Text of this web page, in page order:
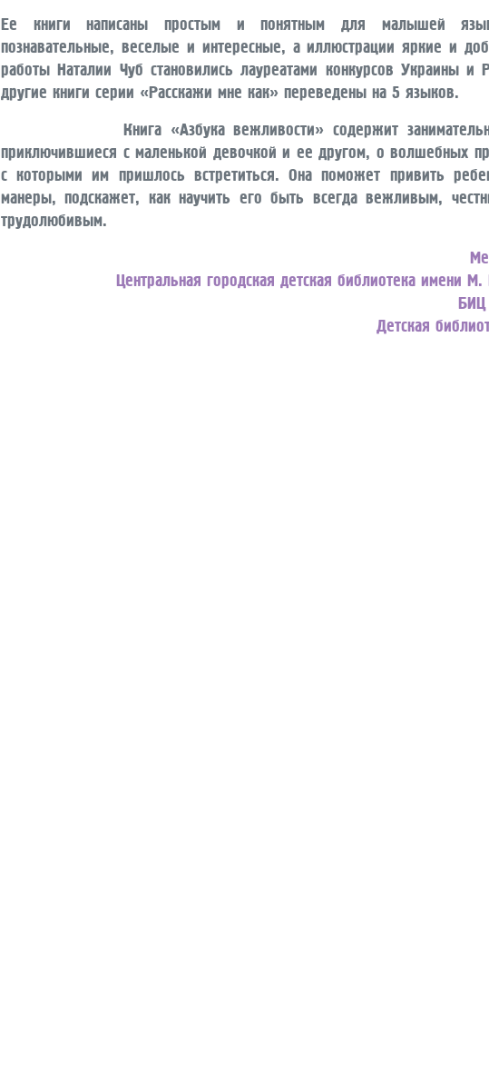
Ее книги написаны простым и понятным для малышей
познавательные, веселые и интересные, а иллюстрации яркие и
работы Наталии Чуб становились лауреатами конкурсов Украины и
другие книги серии «Расскажи мне как» переведены на 5 языков.
Книга «Азбука вежливости» содержит
приключившиеся с маленькой девочкой и ее другом, о волшебных
с которыми им пришлось встретиться. Она поможет привить
манеры, подскажет, как научить его быть всегда вежливым,
трудолюбивым.
Центральная городская детская библиотека имени
БИЦ
Детская